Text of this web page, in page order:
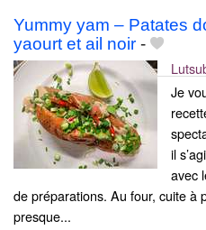
Yummy yam – Patates
yaourt et ail noir -
Je
il
avec
de préparations. Au four, cuite à
presque...